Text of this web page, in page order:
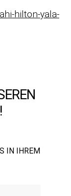
hilton-yala-
IN IHREM